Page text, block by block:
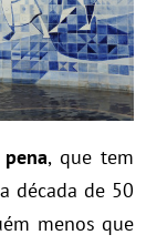
, que tem
década de 50
menos que